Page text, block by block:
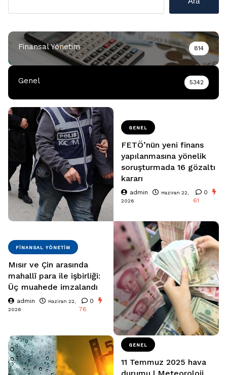
Finansal Yönetim 814
Genel 5342
GENEL
FETÖ’nün yeni finans
yapılanmasına yönelik
soruşturmada 16 gözaltı
kararı
admin
Haziran 22,
2026
0
61
FINANSAL YÖNETIM
Mısır ve Çin arasında
mahallî para ile işbirliği:
Üç muahede imzalandı
admin
Haziran 22,
2026
0
76
GENEL
11 Temmuz 2025 hava
durumu | Meteoroloji